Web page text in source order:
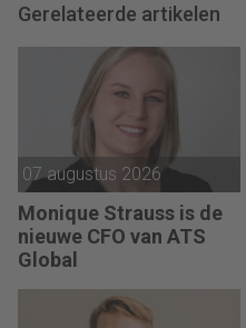
Gerelateerde artikelen
07 augustus 2026
Monique Strauss is de
nieuwe CFO van ATS
Global